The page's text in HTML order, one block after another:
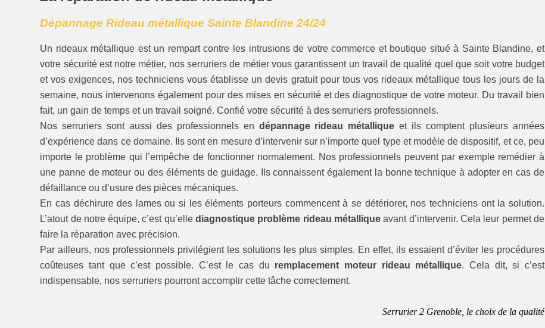
Dépannage Rideau métallique Sainte Blandine 24/24
Un rideaux métallique est un rempart contre les intrusions de votre commerce et boutique situé à Sainte Blandine, et
votre sécurité est notre métier, nos serruriers de métier vous garantissent un travail de qualité quel que soit votre budget
et vos exigences, nos techniciens vous établisse un devis gratuit pour tous vos rideaux métallique tous les jours de la
semaine, nous intervenons également pour des mises en sécurité et des diagnostique de votre moteur. Du travail bien
fait, un gain de temps et un travail soigné. Confié votre sécurité à des serruriers professionnels.
Nos serruriers sont aussi des professionnels en dépannage rideau métallique et ils comptent plusieurs années
d’expérience dans ce domaine. Ils sont en mesure d’intervenir sur n’importe quel type et modèle de dispositif, et ce, peu
importe le problème qui l’empêche de fonctionner normalement. Nos professionnels peuvent par exemple remédier à
une panne de moteur ou des éléments de guidage. Ils connaissent également la bonne technique à adopter en cas de
défaillance ou d’usure des pièces mécaniques.
En cas déchirure des lames ou si les éléments porteurs commencent à se détériorer, nos techniciens ont la solution.
L’atout de notre équipe, c’est qu’ellediagnostique problème rideau métallique avant d’intervenir. Cela leur permet de
faire la réparation avec précision.
Par ailleurs, nos professionnels privilégient les solutions les plus simples. En effet, ils essaient d’éviter les procédures
coûteuses tant que c’est possible. C’est le cas du remplacement moteur rideau métallique. Cela dit, si c’est
indispensable, nos serruriers pourront accomplir cette tâche correctement.
Serrurier 2 Grenoble, le choix de la qualité